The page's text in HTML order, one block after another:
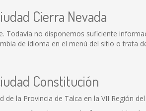
Cierra Nevada
Todavía no disponemos suficiente
de idioma en el menú del sitio o trata
Constitución
la Provincia de Talca en la VII Región